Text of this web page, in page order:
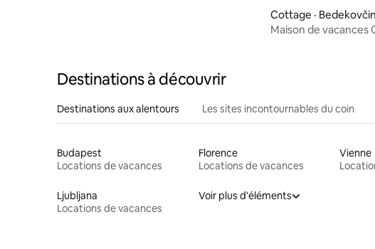
Cottage ·
Maison de vacances
Destinations à découvrir
Destinations aux alentours Les sites incontournables du coin
Budapest
Locations de vacances
Florence
Locations de vacances
Vienne
Ljubljana
Locations de vacances
Voir plus d'éléments